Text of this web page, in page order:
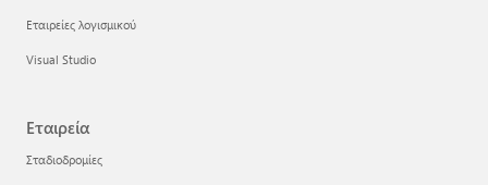
Εταιρείες λογισμικού
Visual Studio
Εταιρεία
Σταδιοδρομίες